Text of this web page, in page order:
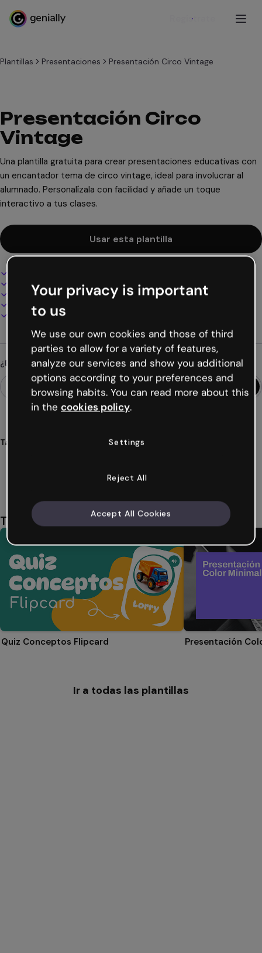
Regístrate
Plantillas Presentaciones Presentación Circo Vintage
Presentación Circo
Vintage
Una plantilla gratuita para crear presentaciones educativas con
un encantador tema de circo vintage, ideal para involucrar al
alumnado. Personalízala con facilidad y añade un toque
interactivo a tus clases.
Usar esta plantilla
100% personalizable
Añade audio, vídeo y multimedia
Presenta, comparte o publica online
Descarga en PDF, MP4 y otros formatos
¿Buscas algo diferente?
Tags
También te puede gustar
Quiz Conceptos Flipcard Presentación
Ir a todas las plantillas
Your privacy is important
to us
We use our own cookies and those of third
parties to allow for a variety of features,
analyze our services and show you additional
options according to your preferences and
browsing habits. You can read more about this
in the cookies policy.
Settings
Reject All
Accept All Cookies